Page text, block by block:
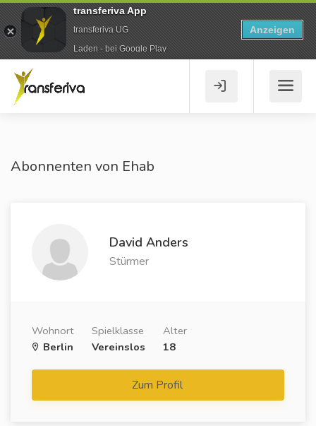
Abonnenten von Ehab
David Anders
Stürmer
Wohnort
Berlin
Spielklasse
Vereinslos
Alter
18
Zum Profil
transferiva App
transferiva UG
Laden - bei Google Play
Anzeigen